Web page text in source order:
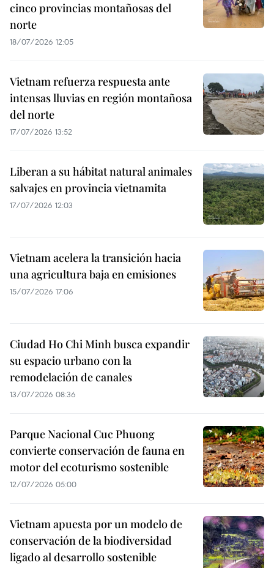
cinco provincias montañosas del
norte
18/07/2026 12:05
Vietnam refuerza respuesta ante
intensas lluvias en región montañosa
del norte
17/07/2026 13:52
Liberan a su hábitat natural animales
salvajes en provincia vietnamita
17/07/2026 12:03
Vietnam acelera la transición hacia
una agricultura baja en emisiones
15/07/2026 17:06
Ciudad Ho Chi Minh busca expandir
su espacio urbano con la
remodelación de canales
13/07/2026 08:36
Parque Nacional Cuc Phuong
convierte conservación de fauna en
motor del ecoturismo sostenible
12/07/2026 05:00
Vietnam apuesta por un modelo de
conservación de la biodiversidad
ligado al desarrollo sostenible